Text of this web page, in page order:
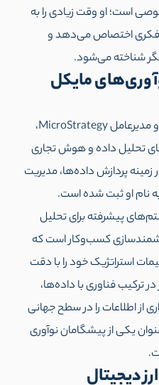
است؛ او وقت زیادی را به
فکری اختصاص می‌دهد و
شناخته می‌شود.
مایکل
مایکل سیلور به‌عنوان بنیان‌گذار و مدیرعامل MicroStrategy،
تحلیل داده و هوش تجاری
پردازش داده‌ها، مدیریت
نام او ثبت شده است.
پیشرفته برای تحلیل
کسب‌وکار است که
استراتژیک خود را با دقت
ترکیب فناوری با داده‌ها،
از اطلاعات را در سطح جهانی
یکی از پیشگامان نوآوری
دیجیتال